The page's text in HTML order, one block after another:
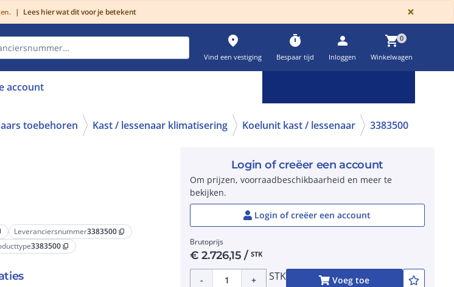
| Lees hier wat dit voor je betekent ×
place
Vind een vestiging
timer
Bespaar tijd
person
Inloggen
shopping_cart0
Winkelwagen
account
toebehoren Kast / lessenaar klimatisering Koelunit kast / lessenaar 3383500
Leveranciersnummer3383500 content_copy
3383500 content_copy
Login of creëer een account
Om prijzen, voorraadbeschikbaarheid en meer te
bekijken.
Login of creëer een account
Brutoprijs
€2.726,15 / STK
- + STK Voeg toe